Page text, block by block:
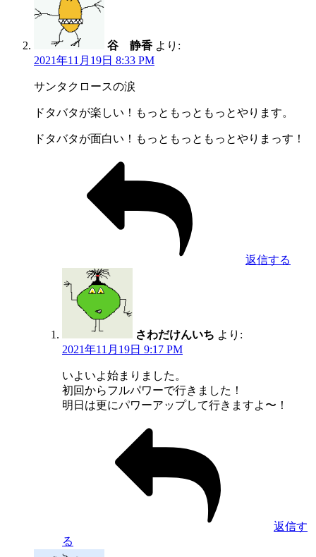
谷 静香 より:
2021年11月19日 8:33 PM
サンタクロースの涙
ドタバタが楽しい！もっともっともっとやります。
ドタバタが面白い！もっともっともっとやりまっす！
返信する
さわだけんいち より:
2021年11月19日 9:17 PM
いよいよ始まりました。
初回からフルパワーで行きました！
明日は更にパワーアップして行きますよ〜！
返信す
る